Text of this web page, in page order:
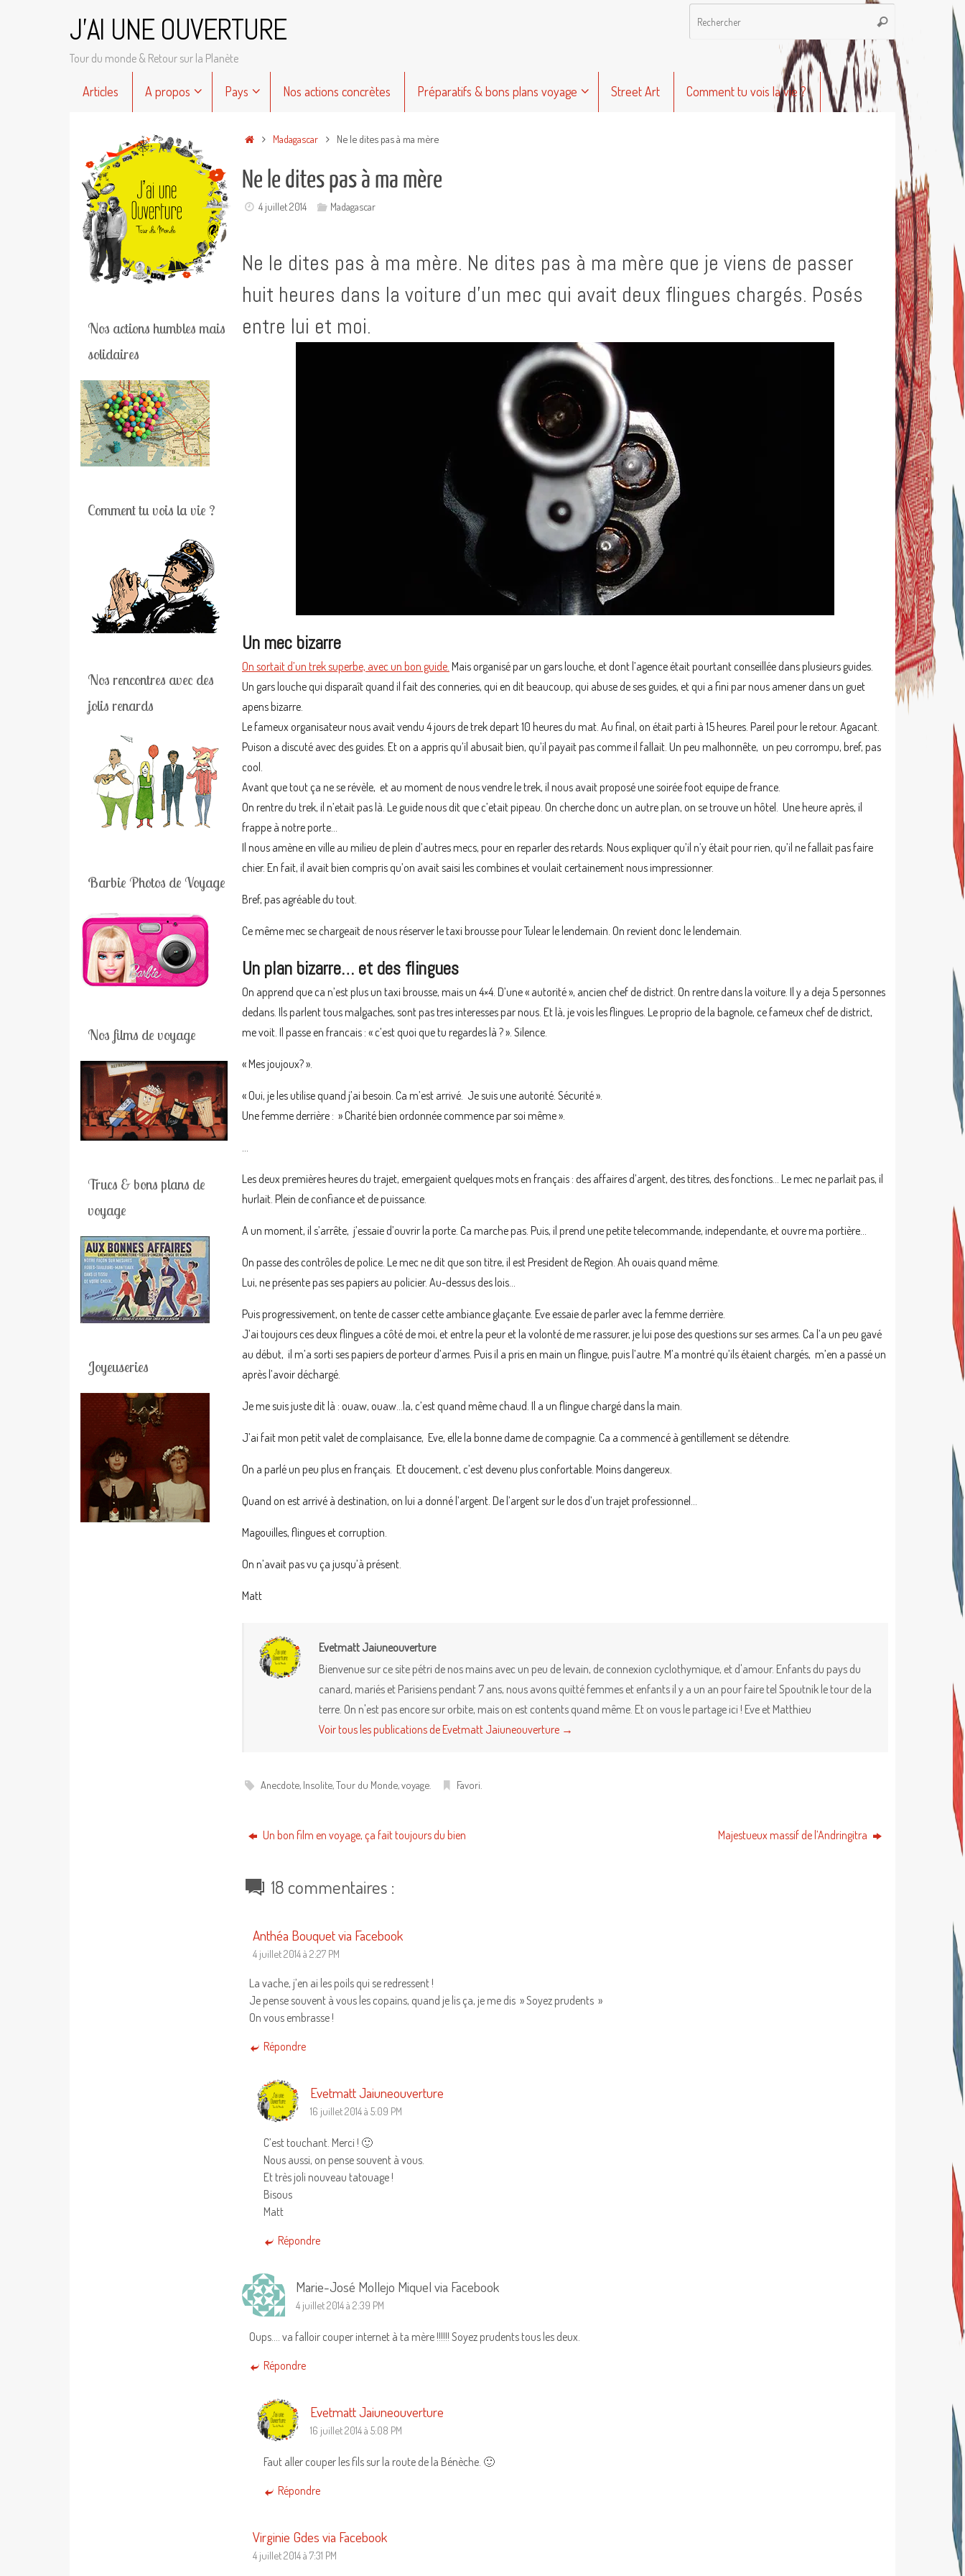
J'AI UNE OUVERTURE
Tour du monde & Retour sur la Planète
:
Rechercher
Articles A propos Pays Nos actions concrètes Préparatifs & bons plans voyage Street Art Comment tu vois la vie ?
AccueilMadagascar Ne le dites pas à ma mère
Ne le dites pas à ma mère
4 juillet 2014 Madagascar
Ne le dites pas à ma mère. Ne dites pas à ma mère que je viens de passer
huit heures dans la voiture d’un mec qui avait deux flingues chargés. Posés
entre lui et moi.
Un mec bizarre
On sortait d’un trek superbe, avec un bon guide. Mais organisé par un gars louche, et dont l’agence était pourtant conseillée dans plusieurs guides.
Un gars louche qui disparaît quand il fait des conneries, qui en dit beaucoup, qui abuse de ses guides, et qui a fini par nous amener dans un guet
apens bizarre.
Le fameux organisateur nous avait vendu 4 jours de trek depart 10 heures du mat. Au final, on était parti à 15 heures. Pareil pour le retour. Agacant.
Puison a discuté avec des guides. Et on a appris qu’il abusait bien, qu’il payait pas comme il fallait. Un peu malhonnête, un peu corrompu, bref, pas
cool.
Avant que tout ça ne se révèle, et au moment de nous vendre le trek, il nous avait proposé une soirée foot equipe de france.
On rentre du trek, il n’etait pas là. Le guide nous dit que c’etait pipeau. On cherche donc un autre plan, on se trouve un hôtel. Une heure après, il
frappe à notre porte…
Il nous amène en ville au milieu de plein d’autres mecs, pour en reparler des retards. Nous expliquer qu’il n’y était pour rien, qu’il ne fallait pas faire
chier. En fait, il avait bien compris qu’on avait saisi les combines et voulait certainement nous impressionner.
Bref, pas agréable du tout.
Ce même mec se chargeait de nous réserver le taxi brousse pour Tulear le lendemain. On revient donc le lendemain.
Un plan bizarre… et des flingues
On apprend que ca n’est plus un taxi brousse, mais un 4×4. D’une « autorité », ancien chef de district. On rentre dans la voiture. Il y a deja 5 personnes
dedans. Ils parlent tous malgaches, sont pas tres interesses par nous. Et là, je vois les flingues. Le proprio de la bagnole, ce fameux chef de district,
me voit. Il passe en francais : « c’est quoi que tu regardes là ? ». Silence.
« Mes joujoux? ».
« Oui, je les utilise quand j’ai besoin. Ca m’est arrivé. Je suis une autorité. Sécurité ».
Une femme derrière : » Charité bien ordonnée commence par soi même ».
…
Les deux premières heures du trajet, emergaient quelques mots en français : des affaires d’argent, des titres, des fonctions… Le mec ne parlait pas, il
hurlait. Plein de confiance et de puissance.
A un moment, il s’arrête, j’essaie d’ouvrir la porte. Ca marche pas. Puis, il prend une petite telecommande, independante, et ouvre ma portière…
On passe des contrôles de police. Le mec ne dit que son titre, il est President de Region. Ah ouais quand même.
Lui, ne présente pas ses papiers au policier. Au-dessus des lois…
Puis progressivement, on tente de casser cette ambiance glaçante. Eve essaie de parler avec la femme derrière.
J’ai toujours ces deux flingues a côté de moi, et entre la peur et la volonté de me rassurer, je lui pose des questions sur ses armes. Ca l’a un peu gavé
au début, il m’a sorti ses papiers de porteur d’armes. Puis il a pris en main un flingue, puis l’autre. M’a montré qu’ils étaient chargés, m’en a passé un
après l’avoir déchargé.
Je me suis juste dit là : ouaw, ouaw…la, c’est quand même chaud. Il a un flingue chargé dans la main.
J’ai fait mon petit valet de complaisance, Eve, elle la bonne dame de compagnie. Ca a commencé à gentillement se détendre.
On a parlé un peu plus en français. Et doucement, c’est devenu plus confortable. Moins dangereux.
Quand on est arrivé à destination, on lui a donné l’argent. De l’argent sur le dos d’un trajet professionnel…
Magouilles, flingues et corruption.
On n’avait pas vu ça jusqu’à présent.
Matt
Evetmatt Jaiuneouverture
Bienvenue sur ce site pétri de nos mains avec un peu de levain, de connexion cyclothymique, et d'amour. Enfants du pays du
canard, mariés et Parisiens pendant 7 ans, nous avons quitté femmes et enfants il y a un an pour faire tel Spoutnik le tour de la
terre. On n'est pas encore sur orbite, mais on est contents quand même. Et on vous le partage ici ! Eve et Matthieu
Voir tous les publications de Evetmatt Jaiuneouverture →
Anecdote, Insolite,Tour du Monde,voyage Favori
Un bon film en voyage, ça fait toujours du bien Majestueux massif de l’Andringitra
18 commentaires :
Anthéa Bouquet via Facebook
4 juillet 2014 à 2:27 PM
La vache, j’en ai les poils qui se redressent !
Je pense souvent à vous les copains, quand je lis ça, je me dis » Soyez prudents »
On vous embrasse !
Répondre
Evetmatt Jaiuneouverture
16 juillet 2014 à 5:09 PM
C’est touchant. Merci ! 🙂
Nous aussi, on pense souvent à vous.
Et très joli nouveau tatouage !
Bisous
Matt
Répondre
Marie-José Mollejo Miquel via Facebook
4 juillet 2014 à 2:39 PM
Oups…. va falloir couper internet à ta mère !!!!!! Soyez prudents tous les deux.
Répondre
Evetmatt Jaiuneouverture
16 juillet 2014 à 5:08 PM
Faut aller couper les fils sur la route de la Bénèche. 🙂
Répondre
Virginie Gdes via Facebook
4 juillet 2014 à 7:31 PM
Nos actions humbles mais
solidaires
Comment tu vois la vie ?
Nos rencontres avec des
jolis renards
Barbie Photos de Voyage
Nos films de voyage
Trucs & bons plans de
voyage
Joyeuseries